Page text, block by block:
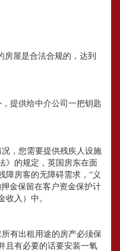
房屋是合法合规的，达到
提供给中介公司一把钥匙
，您需要提供残疾人设施
》的规定，英国房东在面
障房客的无障碍需求，“义
金保留在客户资金保护计
收入）中。
有出租用途的房产必须保
且有必要的话要安装一氧